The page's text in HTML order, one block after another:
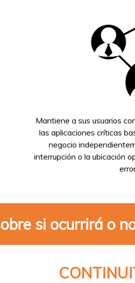
Mantiene a sus usuarios
las aplicaciones críticas
negocio
interrupción o la ubicación
si ocurrirá o